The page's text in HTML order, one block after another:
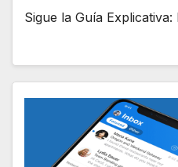
Sigue la Guía Explicativa: